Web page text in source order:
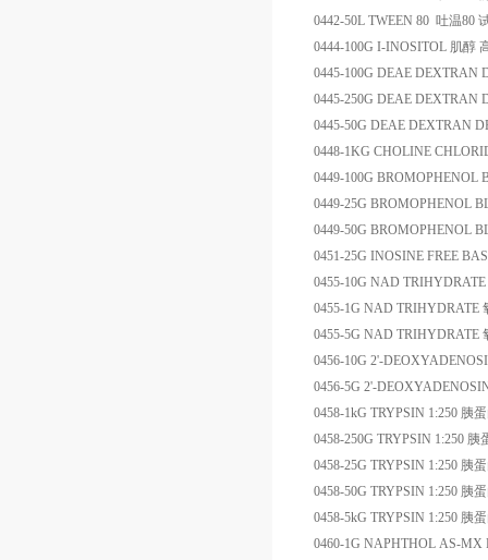
0442-50L TWEEN 80 吐温80
0444-100G I-INOSITOL 肌醇
0445-100G DEAE DEXTRAN
0445-250G DEAE DEXTRAN
0445-50G DEAE DEXTRAN
0448-1KG CHOLINE
0449-100G BROMOPHENOL
0449-25G BROMOPHENOL
0449-50G BROMOPHENOL
0451-25G INOSINE FREE
0455-10G NAD TRIHYDRATE
0455-1G NAD TRIHYDRATE
0455-5G NAD TRIHYDRATE
0456-10G 2'-
0456-5G 2'-
0458-1kG TRYPSIN 1:250 胰
0458-250G TRYPSIN 1:250 胰
0458-25G TRYPSIN 1:250 胰
0458-50G TRYPSIN 1:250 胰
0458-5kG TRYPSIN 1:250 胰
0460-1G NAPHTHOL AS-MX